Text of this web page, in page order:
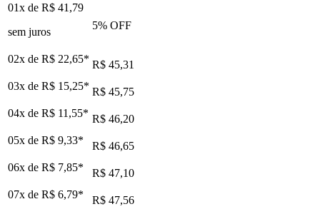
01x de R$ 41,79
sem juros
5% OFF
02x de R$ 22,65* R$ 45,31
03x de R$ 15,25* R$ 45,75
04x de R$ 11,55* R$ 46,20
05x de R$ 9,33*
R$ 46,65
06x de R$ 7,85*
R$ 47,10
07x de R$ 6,79*
R$ 47,56